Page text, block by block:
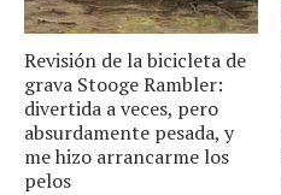
Revisión de la bicicleta de
grava Stooge Rambler:
divertida a veces, pero
absurdamente pesada, y
me hizo arrancarme los
pelos